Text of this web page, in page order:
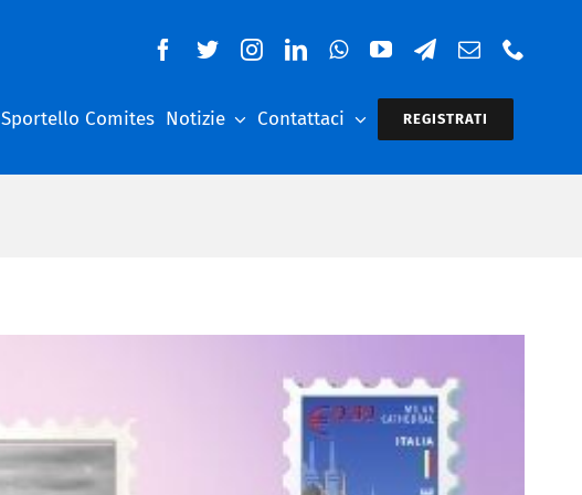
Sportello Comites Notizie Contattaci REGISTRATI